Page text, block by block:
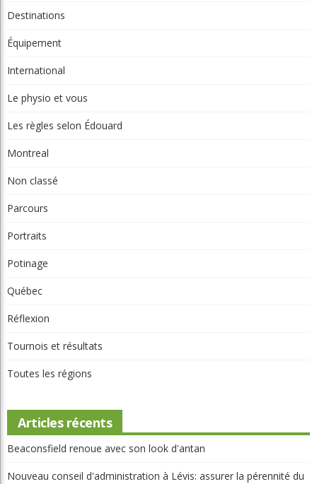
Destinations
Équipement
International
Le physio et vous
Les règles selon Édouard
Montreal
Non classé
Parcours
Portraits
Potinage
Québec
Réflexion
Tournois et résultats
Toutes les régions
Articles récents
Beaconsfield renoue avec son look d'antan
Nouveau conseil d'administration à Lévis: assurer la pérennité du